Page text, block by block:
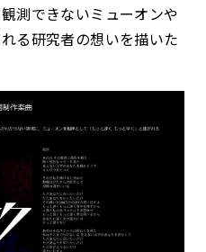
測できないミューオンや
る研究者の想いを描いた